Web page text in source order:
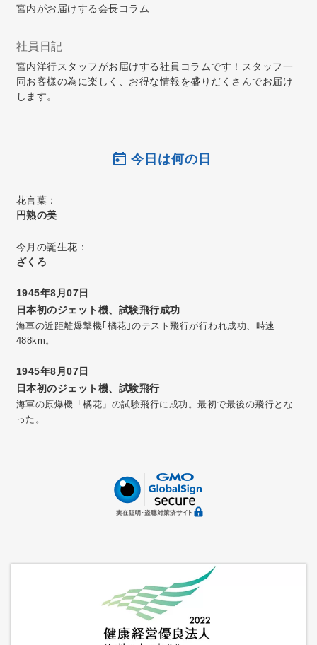
宮内がお届けする会長コラム
社員日記
宮内洋行スタッフがお届けする社員コラムです！スタッフ一
同お客様の為に楽しく、お得な情報を盛りだくさんでお届け
します。
今日は何の日
花言葉：
円熟の美
今月の誕生花：
ざくろ
1945年8月07日
日本初のジェット機、試験飛行成功
海軍の近距離爆撃機｢橘花｣のテスト飛行が行われ成功、時速
488km。
1945年8月07日
日本初のジェット機、試験飛行
海軍の原爆機「橘花」の試験飛行に成功。最初で最後の飛行とな
った。